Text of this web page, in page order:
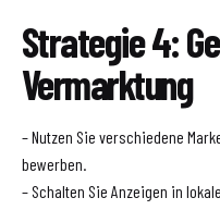
Strategie 4:
Vermarktung
– Nutzen Sie verschiedene
bewerben.
– Schalten Sie Anzeigen in